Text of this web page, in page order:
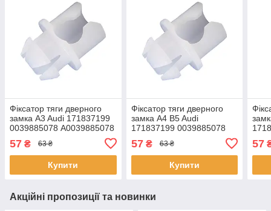
Фіксатор тяги дверного
замка A3 Audi 171837199
0039885078 А0039885078
57 ₴ 63 ₴
Купити
Фіксатор тяги дверного
замка A4 B5 Audi
171837199 0039885078
57₴ 63 ₴
Купити
57
Акційні пропозиції та новинки